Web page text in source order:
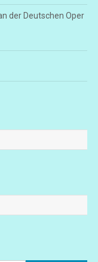
der Deutschen Oper